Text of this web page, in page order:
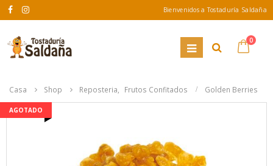
Bienvenidos a Tostaduría Saldaña
0
Casa Shop Reposteria Frutos Confitados Golden Berries
AGOTADO